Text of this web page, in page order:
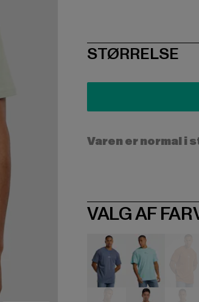
SIZE
STØRRELSE
Varen er normal i
VALG AF
blau